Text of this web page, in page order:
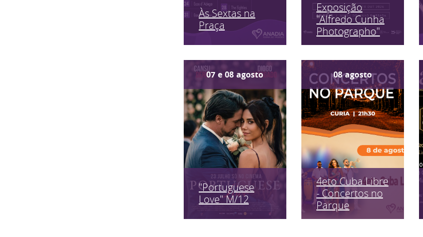
Às Sextas na
Praça
Exposição
"Alfredo Cunha
Photographo"
07 e 08 agosto
"Portuguese
Love" M/12
08 agosto
4eto Cuba Libre
- Concertos no
Parque